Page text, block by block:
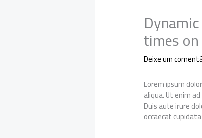
times
Deixe um
Lorem ipsum
aliqua. Ut enim
Duis aute irure
occaecat